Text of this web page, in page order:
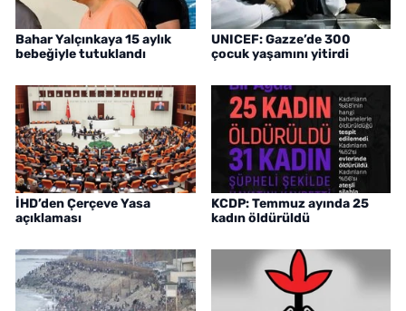
Bahar Yalçınkaya 15 aylık
bebeğiyle tutuklandı
UNICEF: Gazze’de 300
çocuk yaşamını yitirdi
İHD’den Çerçeve Yasa
açıklaması
KCDP: Temmuz ayında 25
kadın öldürüldü